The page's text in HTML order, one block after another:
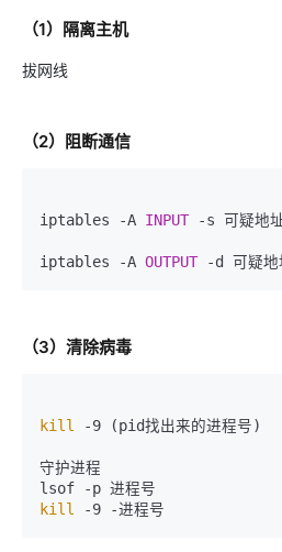
（1）隔离主机
拔网线
（2）阻断通信
iptables -A INPUT -s 可疑地
iptables -A OUTPUT -d 可疑
（3）清除病毒
kill -9 (pid找出来的进程号)
守护进程
kill